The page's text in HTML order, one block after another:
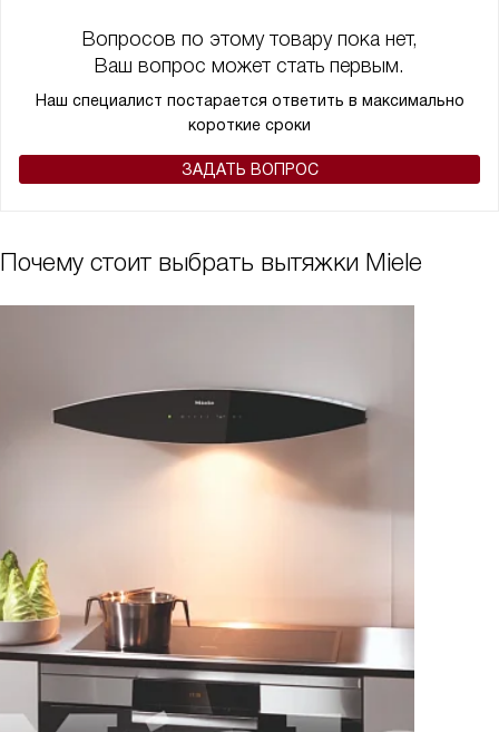
Вопросов по этому товару пока нет,
Ваш вопрос может стать первым.
Наш специалист постарается ответить в максимально
короткие сроки
ЗАДАТЬ ВОПРОС
Почему стоит выбрать вытяжки Miele